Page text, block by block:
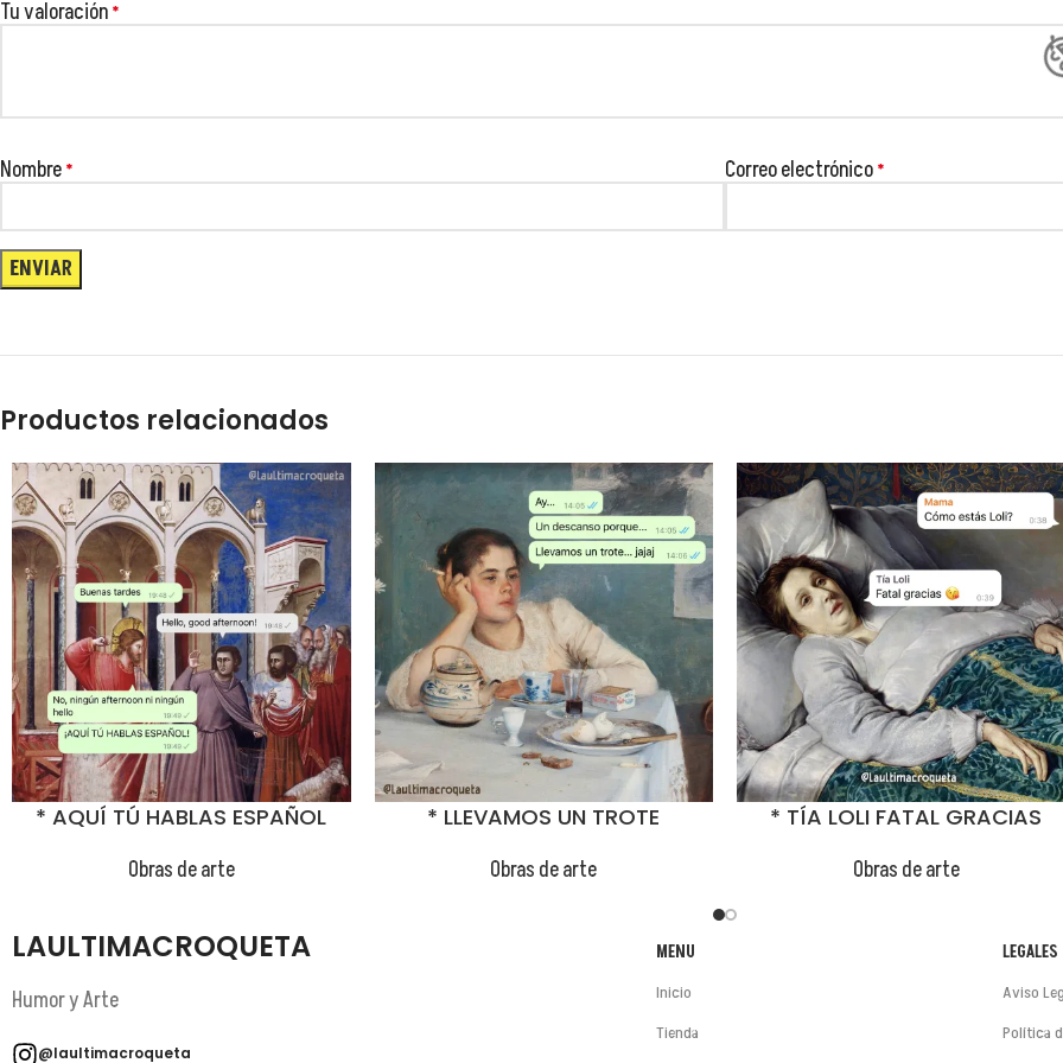
Tu valoración*
Nombre* Correo electrónico*
Productos relacionados
* AQUÍ TÚ HABLAS ESPAÑOL
Obras de arte
* LLEVAMOS UN TROTE
Obras de arte
* TÍA LOLI FATAL GRACIAS
Obras de arte
LAULTIMACROQUETA
Humor y Arte
@laultimacroqueta
MENU
Inicio
Tienda
LEGALES
Aviso
Política
😂
😂
😂
😂
😂
😂